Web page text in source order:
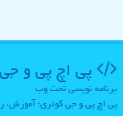
پی اچ پی و
برنامه نویسی تحت وب
پی اچ پی و جی کوئری؛ آموزش،